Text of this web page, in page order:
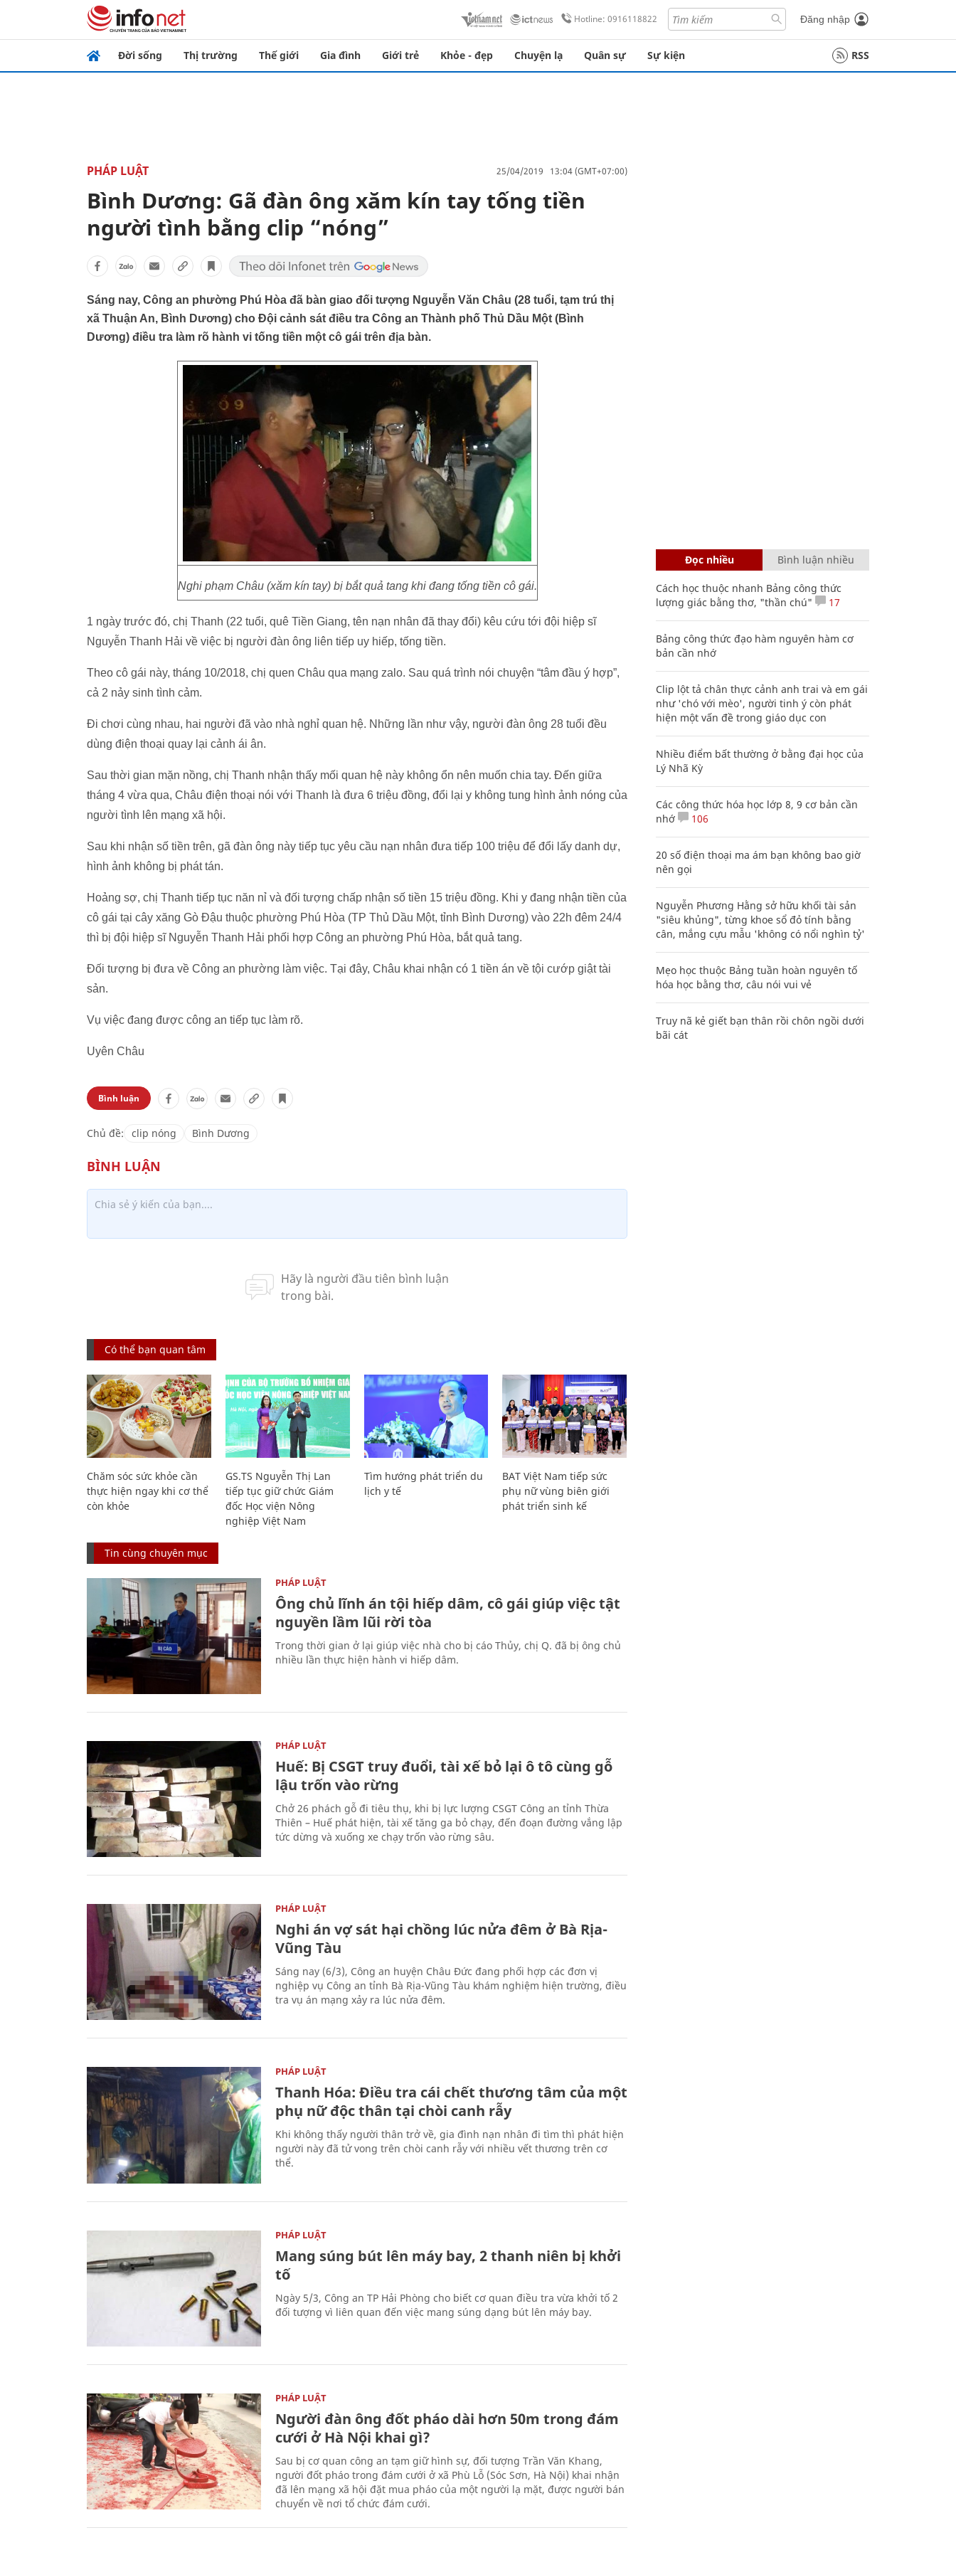
Hotline: 0916118822 Đăng nhập
Đời sống Thị trường Thế giới Gia đình Giới trẻ Khỏe - đẹp Chuyện lạ Quân sự Sự kiện RSS
PHÁP LUẬT 25/04/2019 13:04 (GMT+07:00)
Bình Dương: Gã đàn ông xăm kín tay tống tiền
người tình bằng clip “nóng”
Sáng nay, Công an phường Phú Hòa đã bàn giao đối tượng Nguyễn Văn Châu (28 tuổi, tạm trú thị
xã Thuận An, Bình Dương) cho Đội cảnh sát điều tra Công an Thành phố Thủ Dầu Một (Bình
Dương) điều tra làm rõ hành vi tống tiền một cô gái trên địa bàn.
Nghi phạm Châu (xăm kín tay) bị bắt quả tang khi đang tống tiền cô gái.
1 ngày trước đó, chị Thanh (22 tuổi, quê Tiền Giang, tên nạn nhân đã thay đổi) kêu cứu tới đội hiệp sĩ
Nguyễn Thanh Hải về việc bị người đàn ông liên tiếp uy hiếp, tống tiền.
Theo cô gái này, tháng 10/2018, chị quen Châu qua mạng zalo. Sau quá trình nói chuyện “tâm đầu ý hợp”,
cả 2 nảy sinh tình cảm.
Đi chơi cùng nhau, hai người đã vào nhà nghỉ quan hệ. Những lần như vậy, người đàn ông 28 tuổi đều
dùng điện thoại quay lại cảnh ái ân.
Sau thời gian mặn nồng, chị Thanh nhận thấy mối quan hệ này không ổn nên muốn chia tay. Đến giữa
tháng 4 vừa qua, Châu điện thoại nói với Thanh là đưa 6 triệu đồng, đổi lại y không tung hình ảnh nóng của
người tình lên mạng xã hội.
Sau khi nhận số tiền trên, gã đàn ông này tiếp tục yêu cầu nạn nhân đưa tiếp 100 triệu để đổi lấy danh dự,
hình ảnh không bị phát tán.
Hoảng sợ, chị Thanh tiếp tục năn nỉ và đối tượng chấp nhận số tiền 15 triệu đồng. Khi y đang nhận tiền của
cô gái tại cây xăng Gò Đậu thuộc phường Phú Hòa (TP Thủ Dầu Một, tỉnh Bình Dương) vào 22h đêm 24/4
thì bị đội hiệp sĩ Nguyễn Thanh Hải phối hợp Công an phường Phú Hòa, bắt quả tang.
Đối tượng bị đưa về Công an phường làm việc. Tại đây, Châu khai nhận có 1 tiền án về tội cướp giật tài
sản.
Vụ việc đang được công an tiếp tục làm rõ.
Uyên Châu
Bình luận
Chủ đề: clip nóng Bình Dương
Có thể bạn quan tâm
Chăm sóc sức khỏe cần
thực hiện ngay khi cơ thể
còn khỏe
GS.TS Nguyễn Thị Lan
tiếp tục giữ chức Giám
đốc Học viện Nông
nghiệp Việt Nam
Tìm hướng phát triển du
lịch y tế
BAT Việt Nam tiếp sức
phụ nữ vùng biên giới
phát triển sinh kế
Tin cùng chuyên mục
PHÁP LUẬT
Ông chủ lĩnh án tội hiếp dâm, cô gái giúp việc tật
nguyền lầm lũi rời tòa
Trong thời gian ở lại giúp việc nhà cho bị cáo Thủy, chị Q. đã bị ông chủ
nhiều lần thực hiện hành vi hiếp dâm.
PHÁP LUẬT
Huế: Bị CSGT truy đuổi, tài xế bỏ lại ô tô cùng gỗ
lậu trốn vào rừng
Chở 26 phách gỗ đi tiêu thụ, khi bị lực lượng CSGT Công an tỉnh Thừa
Thiên – Huế phát hiện, tài xế tăng ga bỏ chạy, đến đoạn đường vắng lập
tức dừng và xuống xe chạy trốn vào rừng sâu.
PHÁP LUẬT
Nghi án vợ sát hại chồng lúc nửa đêm ở Bà Rịa-
Vũng Tàu
Sáng nay (6/3), Công an huyện Châu Đức đang phối hợp các đơn vị
nghiệp vụ Công an tỉnh Bà Rịa-Vũng Tàu khám nghiệm hiện trường, điều
tra vụ án mạng xảy ra lúc nửa đêm.
PHÁP LUẬT
Thanh Hóa: Điều tra cái chết thương tâm của một
phụ nữ độc thân tại chòi canh rẫy
Khi không thấy người thân trở về, gia đình nạn nhân đi tìm thì phát hiện
người này đã tử vong trên chòi canh rẫy với nhiều vết thương trên cơ
thể.
PHÁP LUẬT
Mang súng bút lên máy bay, 2 thanh niên bị khởi
tố
Ngày 5/3, Công an TP Hải Phòng cho biết cơ quan điều tra vừa khởi tố 2
đối tượng vì liên quan đến việc mang súng dạng bút lên máy bay.
PHÁP LUẬT
Người đàn ông đốt pháo dài hơn 50m trong đám
cưới ở Hà Nội khai gì?
Sau bị cơ quan công an tạm giữ hình sự, đối tượng Trần Văn Khang,
người đốt pháo trong đám cưới ở xã Phù Lỗ (Sóc Sơn, Hà Nội) khai nhận
đã lên mạng xã hội đặt mua pháo của một người lạ mặt, được người bán
chuyển về nơi tổ chức đám cưới.
Đọc nhiều Bình luận nhiều
Cách học thuộc nhanh Bảng công thức
lượng giác bằng thơ, "thần chú"
17
Bảng công thức đạo hàm nguyên hàm cơ
bản cần nhớ
Clip lột tả chân thực cảnh anh trai và em gái
như 'chó với mèo', người tinh ý còn phát
hiện một vấn đề trong giáo dục con
Nhiều điểm bất thường ở bằng đại học của
Lý Nhã Kỳ
Các công thức hóa học lớp 8, 9 cơ bản cần
nhớ
106
20 số điện thoại ma ám bạn không bao giờ
nên gọi
Nguyễn Phương Hằng sở hữu khối tài sản
"siêu khủng", từng khoe sổ đỏ tính bằng
cân, mắng cựu mẫu 'không có nổi nghìn tỷ'
Mẹo học thuộc Bảng tuần hoàn nguyên tố
hóa học bằng thơ, câu nói vui vẻ
Truy nã kẻ giết bạn thân rồi chôn ngồi dưới
bãi cát